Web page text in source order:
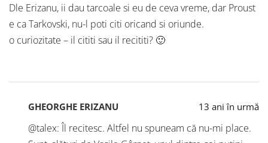
Dle Erizanu, ii dau tarcoale si eu de ceva vreme, dar Proust
e ca Tarkovski, nu-l poti citi oricand si oriunde.
o curiozitate – il cititi sau il recititi? 🙂
GHEORGHE ERIZANU 13 ani în urmă
@talex: Îl recitesc. Altfel nu spuneam că nu-mi place.